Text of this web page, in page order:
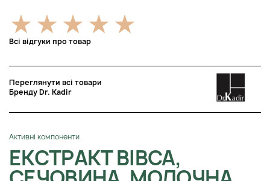
Всі відгуки про товар
Переглянути всі товари
Бренду Dr. Kadir
Активні компоненти
ЕКСТРАКТ ВІВСА,